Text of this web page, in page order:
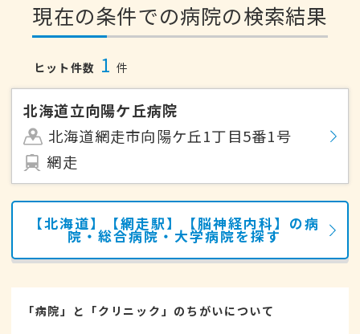
現在の条件での病院の検索結果
ヒット件数 1 件
北海道立向陽ケ丘病院
北海道網走市向陽ケ丘1丁目5番1号
網走
【北海道】【網走駅】【脳神経内科】の病
院・総合病院・大学病院を探す
「病院」と「クリニック」のちがいについて